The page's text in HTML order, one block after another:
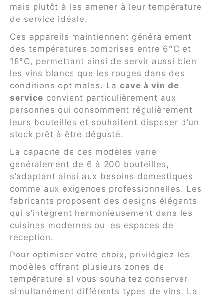
mais plutôt à les amener à leur température
de service idéale.
Ces appareils maintiennent généralement
des températures comprises entre 6°C et
18°C, permettant ainsi de servir aussi bien
les vins blancs que les rouges dans des
conditions optimales. La cave à vin de
service convient particulièrement aux
personnes qui consomment régulièrement
leurs bouteilles et souhaitent disposer d’un
stock prêt à être dégusté.
La capacité de ces modèles varie
généralement de 6 à 200 bouteilles,
s’adaptant ainsi aux besoins domestiques
comme aux exigences professionnelles. Les
fabricants proposent des designs élégants
qui s’intègrent harmonieusement dans les
cuisines modernes ou les espaces de
réception.
Pour optimiser votre choix, privilégiez les
modèles offrant plusieurs zones de
température si vous souhaitez conserver
simultanément différents types de vins. La